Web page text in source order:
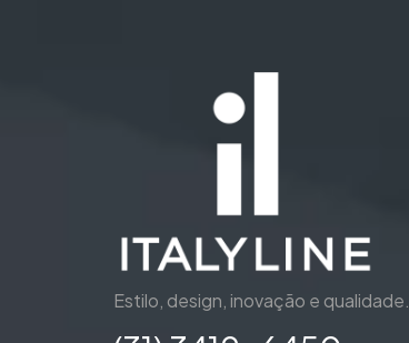
Estilo, design, inovação e qualidade.